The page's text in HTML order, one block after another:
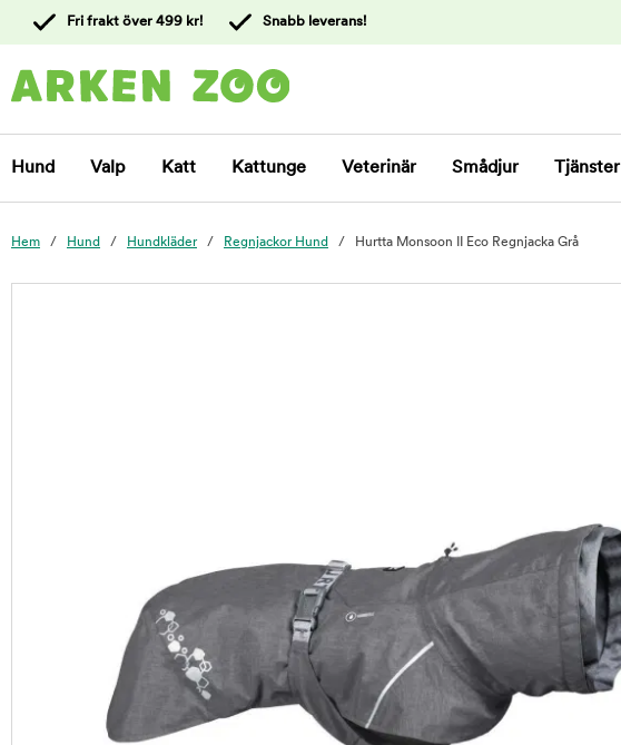
kundtjänst
Fri frakt över 499 kr! Snabb leverans!
Hund Valp Katt Kattunge Veterinär Smådjur Tjänster
Hem Hund Hundkläder Regnjackor Hund Hurtta Monsoon II Eco Regnjacka Grå